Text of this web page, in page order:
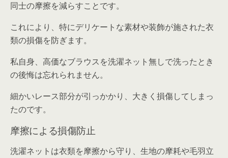
同士の摩擦を減らすことです。
これにより、特にデリケートな素材や装飾が施された衣
類の損傷を防ぎます。
私自身、高価なブラウスを洗濯ネット無しで洗ったとき
の後悔は忘れられません。
細かいレース部分が引っかかり、大きく損傷してしまっ
たのです。
摩擦による損傷防止
洗濯ネットは衣類を摩擦から守り、生地の摩耗や毛羽立